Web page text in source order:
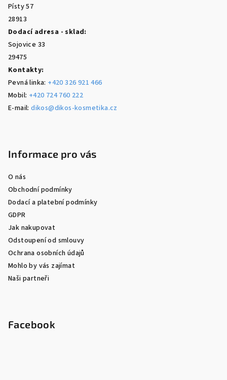
Písty 57
28913
Dodací adresa - sklad:
Sojovice 33
29475
Kontakty:
Pevná linka: +420 326 921 466
Mobil: +420 724 760 222
E-mail:dikos@dikos-kosmetika.cz
Informace pro vás
O nás
Obchodní podmínky
Dodací a platební podmínky
GDPR
Jak nakupovat
Odstoupení od smlouvy
Ochrana osobních údajů
Mohlo by vás zajímat
Naši partneři
Facebook